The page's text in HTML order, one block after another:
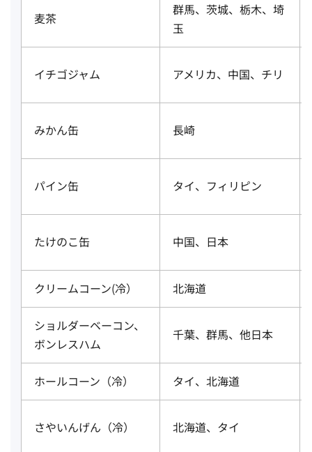
麦茶
群馬、茨城、栃木、埼
玉
イチゴジャム アメリカ、中国、チリ
みかん缶 長崎
パイン缶 タイ、フィリピン
たけのこ缶 中国、日本
クリームコーン(冷） 北海道
ショルダーベーコン、
ボンレスハム
千葉、群馬、他日本
ホールコーン（冷） タイ、北海道
さやいんげん（冷） 北海道、タイ